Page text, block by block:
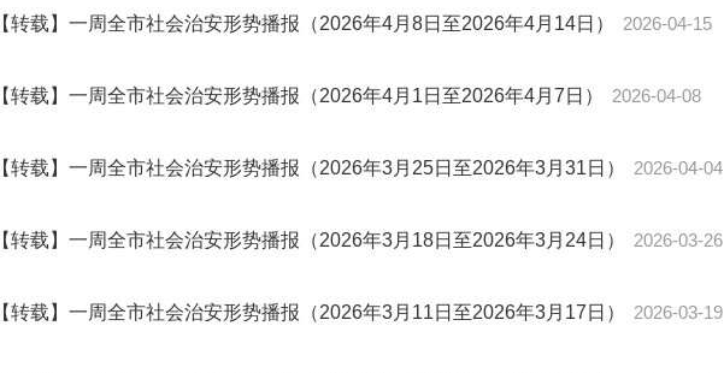
【转载】一周全市社会治安形势播报（2026年4月8日至2026年4月14日） 2026-04-15
【转载】一周全市社会治安形势播报（2026年4月1日至2026年4月7日） 2026-04-08
【转载】一周全市社会治安形势播报（2026年3月25日至2026年3月31日） 2026-04-04
【转载】一周全市社会治安形势播报（2026年3月18日至2026年3月24日） 2026-03-26
【转载】一周全市社会治安形势播报（2026年3月11日至2026年3月17日） 2026-03-19